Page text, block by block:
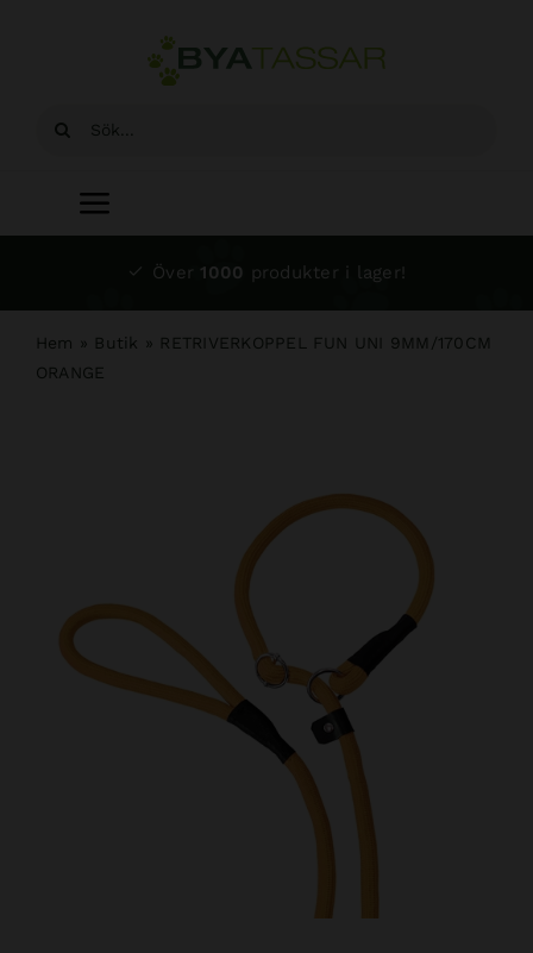
Sök
Toggle
Navigation
Hundsalong
Över 1000 produkter i lager!
Hem » Butik » RETRIVERKOPPEL FUN UNI 9MM/170CM
ORANGE